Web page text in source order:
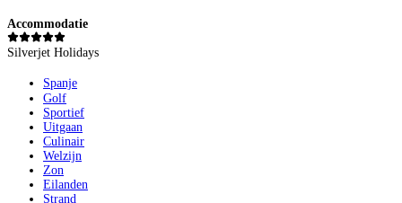
Accommodatie
Silverjet Holidays
Spanje
Golf
Sportief
Uitgaan
Culinair
Welzijn
Zon
Eilanden
Strand